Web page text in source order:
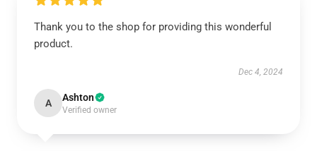
Thank you to the shop for providing this wonderful
product.
Dec 4, 2024
A Ashton
Verified owner